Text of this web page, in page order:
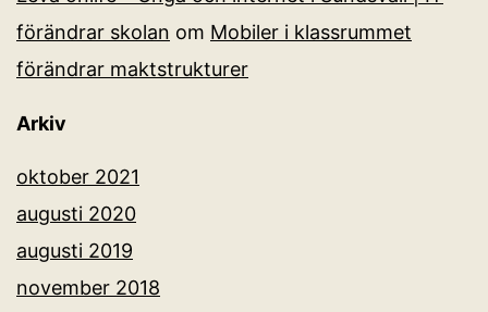
förändrar skolan om Mobiler i klassrummet
förändrar maktstrukturer
Arkiv
oktober 2021
augusti 2020
augusti 2019
november 2018